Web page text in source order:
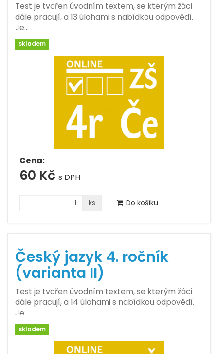
Test je tvořen úvodním textem, se kterým žáci
dále pracují, a 13 úlohami s nabídkou odpovědí.
Je…
skladem
Cena:
60 Kč s DPH
ks Do košíku
Český jazyk 4. ročník
(varianta II)
Test je tvořen úvodním textem, se kterým žáci
dále pracují, a 14 úlohami s nabídkou odpovědí.
Je…
skladem